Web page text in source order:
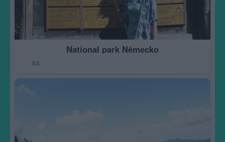
National park Německo
84